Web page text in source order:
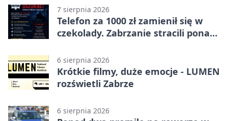
7 sierpnia 2026
Telefon za 1000 zł zamienił się w
czekolady. Zabrzanie stracili ponad
6 sierpnia 2026
Krótkie filmy, duże emocje - LUMEN
rozświetli Zabrze
6 sierpnia 2026